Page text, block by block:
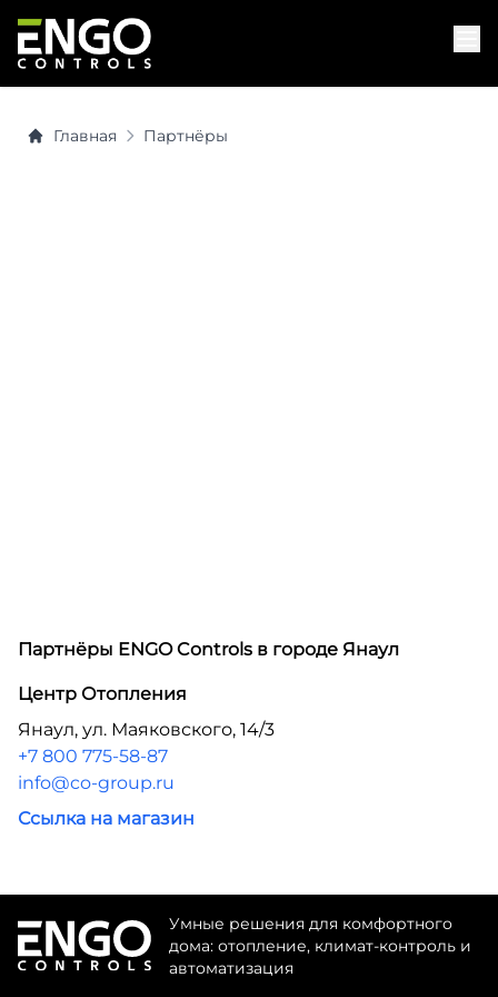
Главная Партнёры
Партнёры ENGO Controls в городе Янаул
Центр Отопления
Янаул, ул. Маяковского, 14/3
+7 800 775-58-87
info@co-group.ru
Ссылка на магазин
Умные решения для комфортного
дома: отопление, климат-контроль и
автоматизация